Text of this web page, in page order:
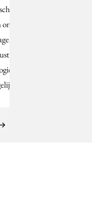
Spelen in
een Up die
met
waarmee
is…